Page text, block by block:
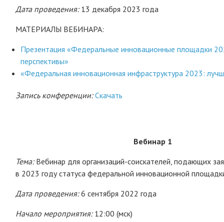
Дата проведения:13 декабря 2023 года
МАТЕРИАЛЫ ВЕБИНАРА:
Презентация «Федеральные инновационные площадки
перспективы»
«Федеральная инновационная инфраструктура 2023:
Запись конференции: Скачать
Вебинар 1
Тема:Вебинар для организаций-соискателей, подающих
в 2023 году статуса федеральной инновационной
Дата проведения:6 сентября 2022 года
Начало мероприятия:12:00 (мск)